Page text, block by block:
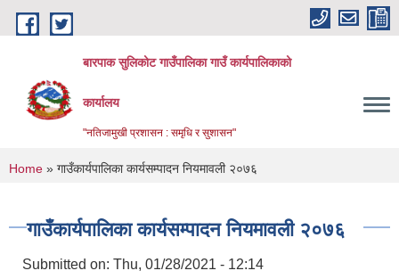
Skip to main content
बारपाक सुलिकोट गाउँपालिका गाउँ कार्यपालिकाको
कार्यालय
"नतिजामुखी प्रशासन : समृधि र सुशासन"
You are here
Home » गाउँकार्यपालिका कार्यसम्पादन नियमावली २०७६
गाउँकार्यपालिका कार्यसम्पादन नियमावली २०७६
Submitted on: Thu, 01/28/2021 - 12:14